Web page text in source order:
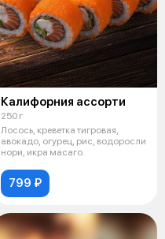
Калифорния ассорти
250 г
Лосось, креветка тигровая,
авокадо, огурец, рис, водоросли
нори, икра масаго.
799 ₽